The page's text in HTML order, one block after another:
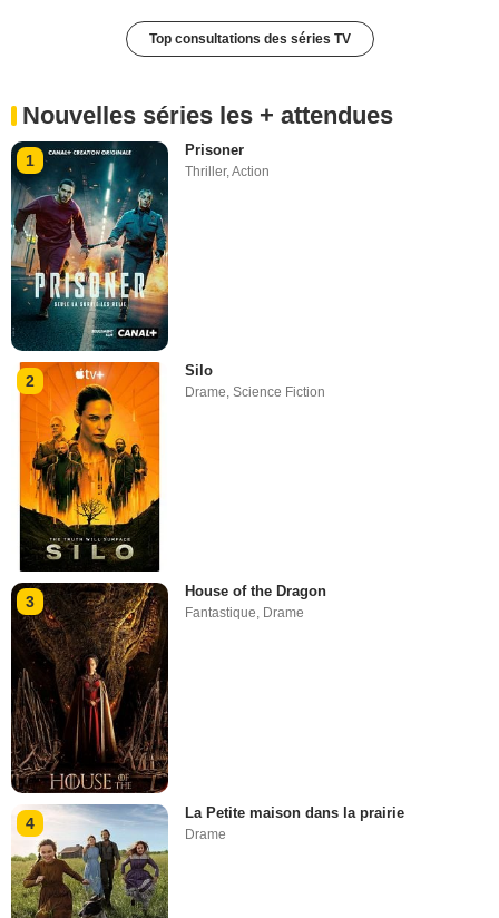
Top consultations des séries TV
Nouvelles séries les + attendues
1
Prisoner
Thriller,Action
2
Silo
Drame,Science Fiction
3
House of the Dragon
Fantastique, Drame
4
La Petite maison dans la prairie
Drame